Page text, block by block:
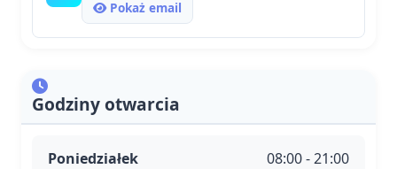
Pokaż email
Godziny otwarcia
Poniedziałek 08:00 - 21:00